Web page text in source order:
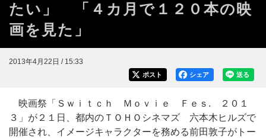
たい」 「４カ月で１２０本の映
画を見た」
2013年4月22日 / 15:33
送る
シェア
ポスト
映画祭「Ｓｗｉｔｃｈ Ｍｏｖｉｅ Ｆｅｓ. ２０１
３」が２１日、都内のＴＯＨＯシネマズ 六本木ヒルズで
開催され、イメージキャラクターを務める前田敦子がトー